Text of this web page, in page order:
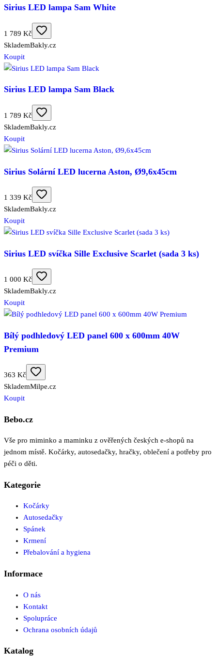
Sirius LED lampa Sam White
1 789 Kč
SklademBakly.cz
Koupit
Sirius LED lampa Sam Black
1 789 Kč
SklademBakly.cz
Koupit
Sirius Solární LED lucerna Aston, Ø9,6x45cm
1 339 Kč
SklademBakly.cz
Koupit
Sirius LED svíčka Sille Exclusive Scarlet (sada 3 ks)
1 000 Kč
SklademBakly.cz
Koupit
Bílý podhledový LED panel 600 x 600mm 40W
Premium
363 Kč
SklademMilpe.cz
Koupit
Bebo.cz
Vše pro miminko a maminku z ověřených českých e-shopů na
jednom místě. Kočárky, autosedačky, hračky, oblečení a potřeby pro
péči o děti.
Kategorie
Kočárky
Autosedačky
Spánek
Krmení
Přebalování a hygiena
Informace
O nás
Kontakt
Spolupráce
Ochrana osobních údajů
Katalog